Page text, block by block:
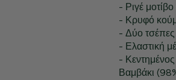
- Ριγέ
- Κρυφό
- Δύο τσέπες
- Ελαστική
-
Βαμβάκι